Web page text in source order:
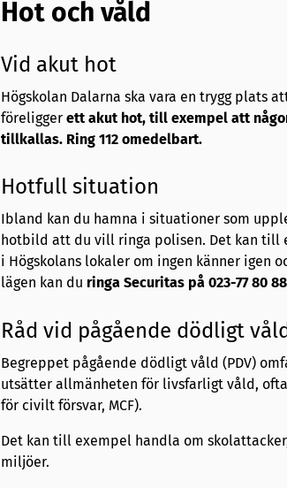
Hot och våld
Vid akut hot
Högskolan Dalarna ska vara en trygg plats
föreligger ett akut hot, till exempel att
tillkallas. Ring 112 omedelbart.
Hotfull situation
Ibland kan du hamna i situationer som
hotbild att du vill ringa polisen. Det kan till
i Högskolans lokaler om ingen känner igen
lägen kan du ringa Securitas på 023-77 80 88
Råd vid pågående dödligt
Begreppet pågående dödligt våld (PDV)
utsätter allmänheten för livsfarligt våld,
för civilt försvar, MCF).
Det kan till exempel handla om
miljöer.